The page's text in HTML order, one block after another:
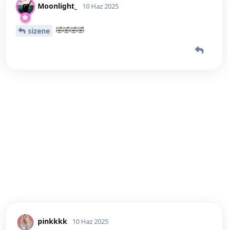
Moonlight_ 10 Haz 2025
sizene 🤣🤣🤣🤣
pinkkkk 10 Haz 2025